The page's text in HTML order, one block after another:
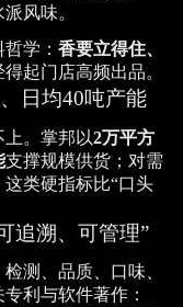
风味。
学： 香要立得住、
得起门店高频出品。
日均40吨产能
。掌邦以2万平方
支撑规模供货；对需
类硬指标比“口头
追溯、可管理”
测、品质、口味、
利与软件著作：